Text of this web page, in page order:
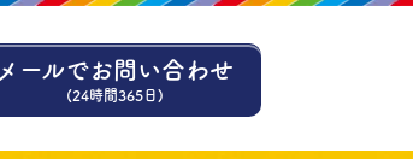
メールでお問い合わせ
(24時間365日)